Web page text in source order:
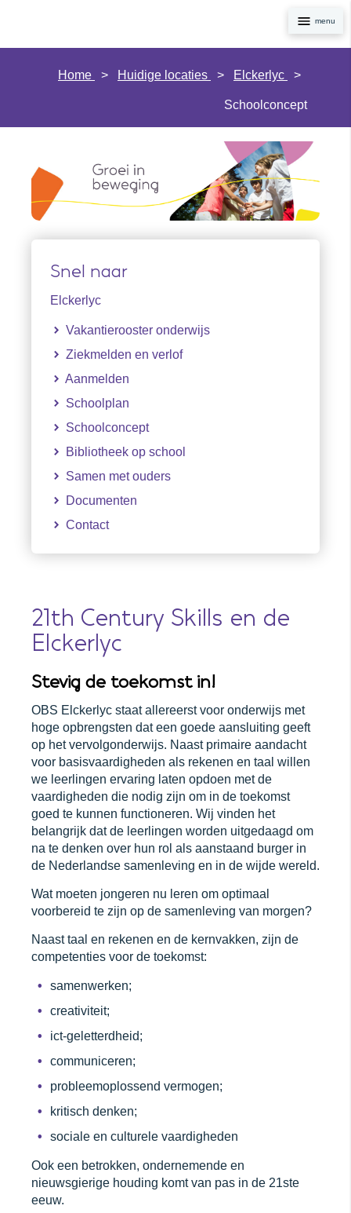
Home Huidige locaties Elckerlyc
Schoolconcept
Snel naar
Elckerlyc
Vakantierooster onderwijs
Ziekmelden en verlof
Aanmelden
Schoolplan
Schoolconcept
Bibliotheek op school
Samen met ouders
Documenten
Contact
21th Century Skills en de
Elckerlyc
Stevig de toekomst in!
OBS Elckerlyc staat allereerst voor onderwijs met
hoge opbrengsten dat een goede aansluiting geeft
op het vervolgonderwijs. Naast primaire aandacht
voor basisvaardigheden als rekenen en taal willen
we leerlingen ervaring laten opdoen met de
vaardigheden die nodig zijn om in de toekomst
goed te kunnen functioneren. Wij vinden het
belangrijk dat de leerlingen worden uitgedaagd om
na te denken over hun rol als aanstaand burger in
de Nederlandse samenleving en in de wijde wereld.
Wat moeten jongeren nu leren om optimaal
voorbereid te zijn op de samenleving van morgen?
Naast taal en rekenen en de kernvakken, zijn de
competenties voor de toekomst:
samenwerken;
creativiteit;
ict-geletterdheid;
communiceren;
probleemoplossend vermogen;
kritisch denken;
sociale en culturele vaardigheden
Ook een betrokken, ondernemende en
nieuwsgierige houding komt van pas in de 21ste
eeuw.